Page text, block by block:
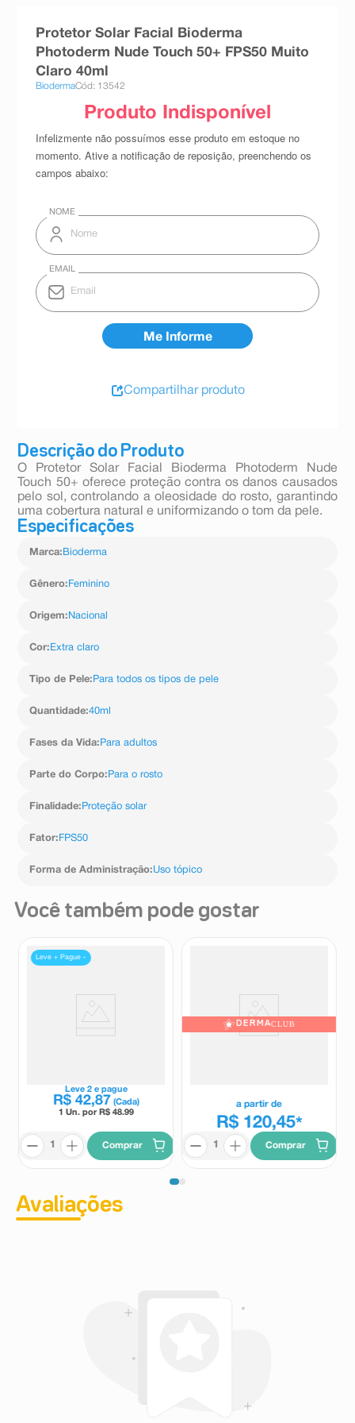
esmalte
10ºabsorvente
Descrição do Produto
O Protetor Solar Facial Bioderma Photoderm Nude
Touch 50+ oferece proteção contra os danos causados
pelo sol, controlando a oleosidade do rosto, garantindo
uma cobertura natural e uniformizando o tom da pele.
Especificações
Marca: Bioderma
Gênero: Feminino
Origem: Nacional
Cor: Extra claro
Tipo de Pele: Para todos os tipos de pele
Quantidade:40ml
Fases da Vida: Para adultos
Parte do Corpo: Para o rosto
Finalidade: Proteção solar
Fator: FPS50
Forma de Administração:Uso tópico
Protetor Solar Facial Bioderma
Photoderm Nude Touch 50+ FPS50 Muito
Claro 40ml
BiodermaCód: 13542
Compartilhar produto
Você também pode gostar
Leve + Pague -
Leve 2e pague
R$ 42,87 (Cada)
1 Un. por R$ 48.99
Comprar
DERMACLUB
a partir de
R$ 120,45*
Comprar
Avaliações